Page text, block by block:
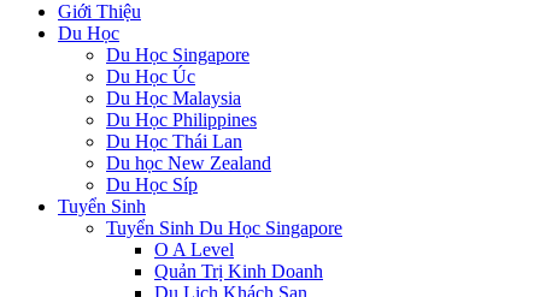
Giới Thiệu
Du Học
Du Học Singapore
Du Học Úc
Du Học Malaysia
Du Học Philippines
Du Học Thái Lan
Du học New Zealand
Du Học Síp
Tuyển Sinh
Tuyển Sinh Du Học Singapore
O A Level
Quản Trị Kinh Doanh